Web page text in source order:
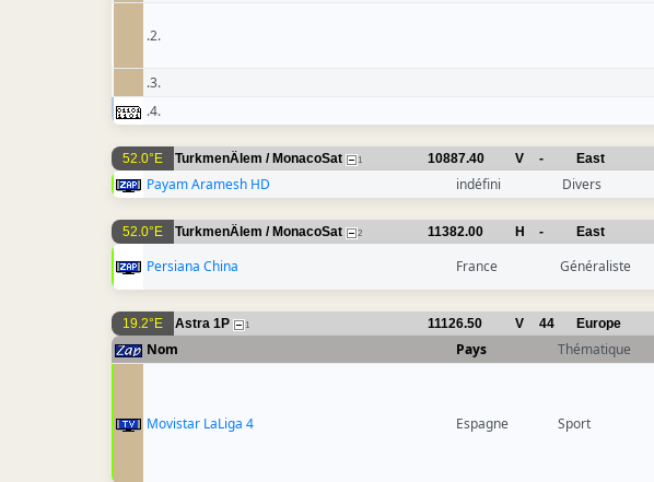
.2.
.3.
.4.
52.0°E TurkmenÄlem / MonacoSat 1 10887.40 V - East
Payam Aramesh HD indéfini Divers
52.0°E TurkmenÄlem / MonacoSat 2 11382.00 H - East
Persiana China France Généraliste
19.2°E Astra 1P 1 11126.50 V 44 Europe
Nom Pays Thématique
Movistar LaLiga 4 Espagne Sport